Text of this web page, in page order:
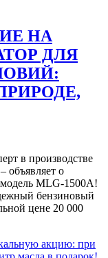
НА
ДЛЯ
в производстве
объявляет о
MLG-1500A!
бензиновый
цене 20 000